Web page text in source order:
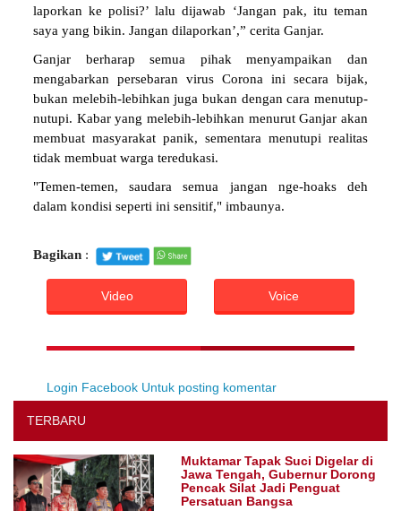
laporkan ke polisi?’ lalu dijawab ‘Jangan pak, itu teman
saya yang bikin. Jangan dilaporkan’,” cerita Ganjar.
Ganjar berharap semua pihak menyampaikan dan
mengabarkan persebaran virus Corona ini secara bijak,
bukan melebih-lebihkan juga bukan dengan cara menutup-
nutupi. Kabar yang melebih-lebihkan menurut Ganjar akan
membuat masyarakat panik, sementara menutupi realitas
tidak membuat warga teredukasi.
"Temen-temen, saudara semua jangan nge-hoaks deh
dalam kondisi seperti ini sensitif," imbaunya.
Bagikan :
Video Voice
Login Facebook Untuk posting komentar
TERBARU
Muktamar Tapak Suci Digelar di
Jawa Tengah, Gubernur Dorong
Pencak Silat Jadi Penguat
Persatuan Bangsa